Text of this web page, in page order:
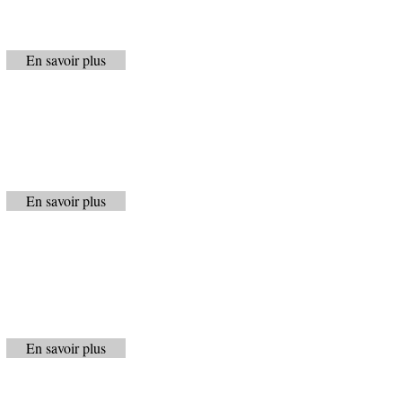
En savoir plus
En savoir plus
En savoir plus